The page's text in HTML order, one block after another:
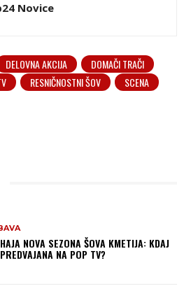
Novice
DELOVNA AKCIJA
DOMAČI TRAČI
RESNIČNOSTNI ŠOV
SCENA
NOVA SEZONA ŠOVA KMETIJA: KDAJ
NA POP TV?